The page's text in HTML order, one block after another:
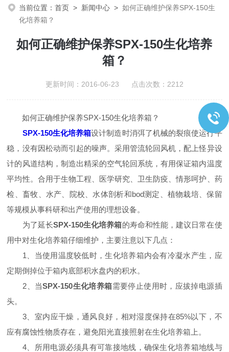
当前位置：首页 > 新闻中心 >如何正确维护保养SPX-150生
化培养箱？
如何正确维护保养SPX-150生化培养
箱？
更新时间：2016-06-23 点击次数：2212
如何正确维护保养SPX-150生化培养箱？
SPX-150生化培养箱设计制造时消弭了机械的裂痕使运行平
稳，没有因松动而引起的噪声。采用管流轮回风机，配上怪异设
计的风道结构，制造出精采的空气轮回系统，有用保证箱内温度
平均性。合用于生物工程、医学研究、卫生防疫、情形呵护、药
检、畜牧、水产、院校、水体剖析和bod测定、植物栽培、保留
等规模从事科研和出产使用的理想设备。
为了延长SPX-150生化培养箱的寿命和性能，建议日常在使
用中对生化培养箱仔细维护，主要注意以下几点：
1、当使用温度较低时，生化培养箱内会有冷凝水产生，应
定期倒掉位于箱内底部积水盘内的积水。
2、当SPX-150生化培养箱需要停止使用时，应拔掉电源插
头。
3、室内应干燥，通风良好，相对湿度保持在85%以下，不
应有腐蚀性物质存在，避免阳光直接照射在生化培养箱上。
4、所用电源必须具有可靠接地线，确保生化培养箱地线与